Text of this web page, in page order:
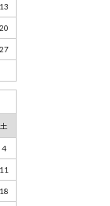
13
20
27
土
4
11
18